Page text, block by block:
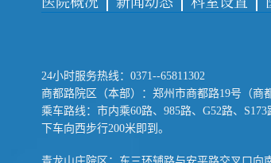
24小时服务热线：0371--65811302
商都路院区（本部）：郑州市商都路19号（商
乘车路线：市内乘60路、985路、G52路、
下车向西步行200米即到。